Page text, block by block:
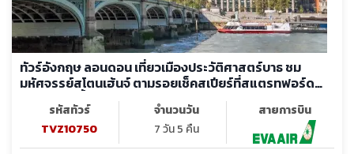
ทัวร์อังกฤษ ลอนดอน เที่ยวเมืองประวัติศาสตร์บาธ ชม
มหัศจรรย์สโตนเฮ้นจ์ ตามรอยเช็คสเปียร์ที่สแตรทฟอร์ด
ล่องเรือแม่น้ำเทมส์ (อิสระ 1 วัน)
รหัสทัวร์
TVZ10750
จำนวนวัน
7 วัน 5 คืน
สายการบิน